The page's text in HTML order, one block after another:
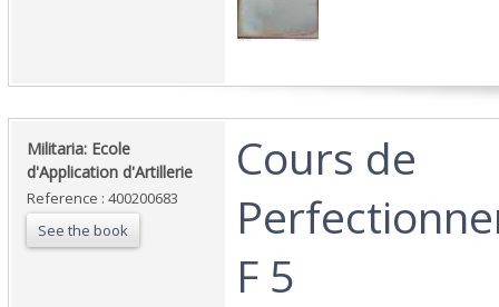
‎Militaria: Ecole
d'Application d'Artillerie‎
Reference : 400200683
See the book
‎Cours de
F 5‎